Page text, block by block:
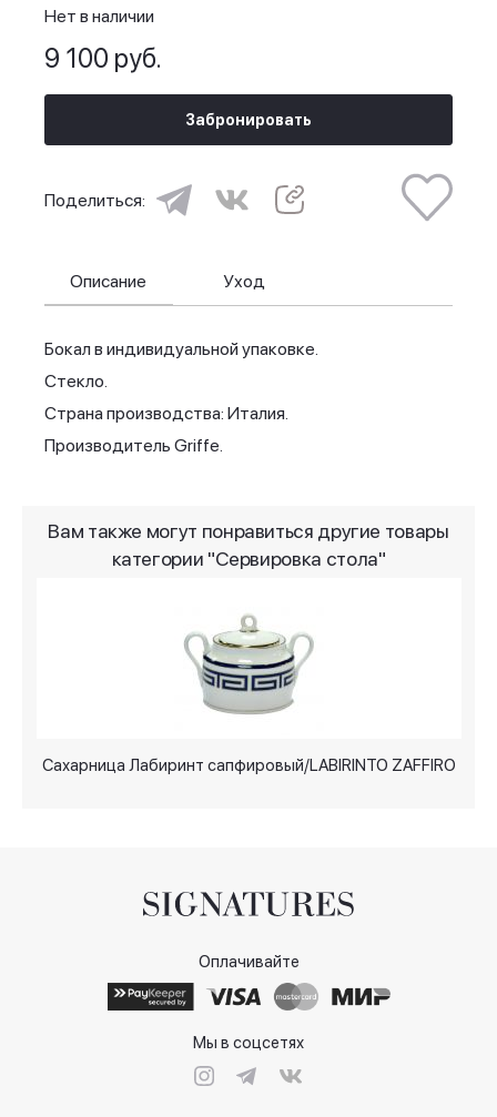
Нет в наличии
9 100 руб.
Забронировать
Поделиться:
Описание
Бокал в индивидуальной упаковке.
Стекло.
Страна производства: Италия.
Производитель Griffe.
Уход
Вам также могут понравиться другие товары
категории "Сервировка стола"
Сахарница Лабиринт сапфировый/LABIRINTO ZAFFIRO
Оплачивайте
Мы в соцсетях